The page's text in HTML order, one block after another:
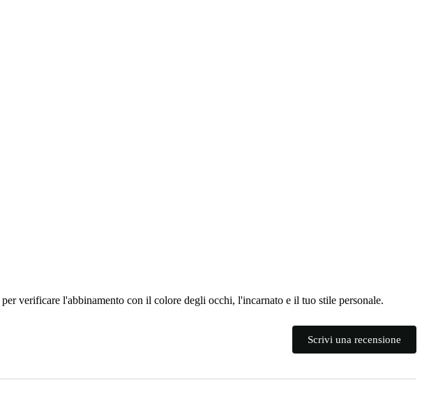
verificare l'abbinamento con il colore degli occhi, l'incarnato e il tuo stile personale.
Scrivi una recensione